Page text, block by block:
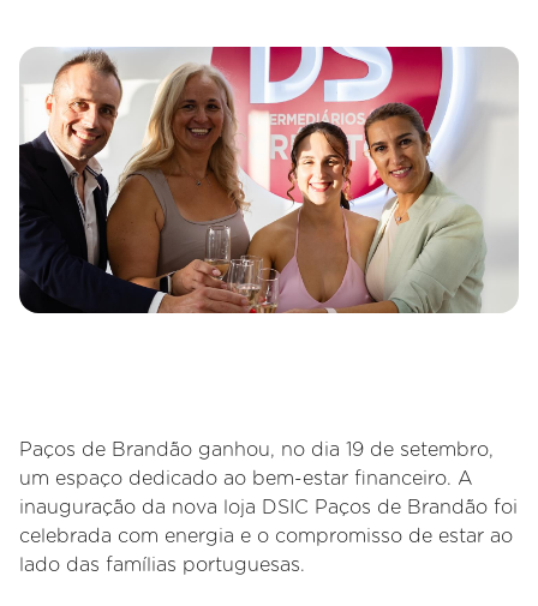
Paços de Brandão ganhou, no dia 19 de setembro,
um espaço dedicado ao bem-estar financeiro. A
inauguração da nova loja DSIC Paços de Brandão foi
celebrada com energia e o compromisso de estar ao
lado das famílias portuguesas.